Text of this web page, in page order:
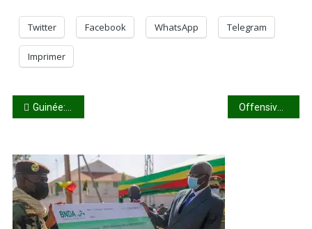
Twitter Facebook WhatsApp Telegram
Imprimer
Navigation
l’article
Guinée: la classe politique dubitative après le départ d’Alpha Condé aux Émirats arabes unis